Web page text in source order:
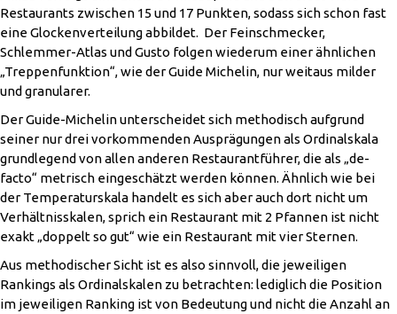
Restaurants zwischen 15 und 17 Punkten, sodass sich schon fast
eine Glockenverteilung abbildet. Der Feinschmecker,
Schlemmer-Atlas und Gusto folgen wiederum einer ähnlichen
„Treppenfunktion“, wie der Guide Michelin, nur weitaus milder
und granularer.
Der Guide-Michelin unterscheidet sich methodisch aufgrund
seiner nur drei vorkommenden Ausprägungen als Ordinalskala
grundlegend von allen anderen Restaurantführer, die als „de-
facto“ metrisch eingeschätzt werden können. Ähnlich wie bei
der Temperaturskala handelt es sich aber auch dort nicht um
Verhältnisskalen, sprich ein Restaurant mit 2 Pfannen ist nicht
exakt „doppelt so gut“ wie ein Restaurant mit vier Sternen.
Aus methodischer Sicht ist es also sinnvoll, die jeweiligen
Rankings als Ordinalskalen zu betrachten: lediglich die Position
im jeweiligen Ranking ist von Bedeutung und nicht die Anzahl an